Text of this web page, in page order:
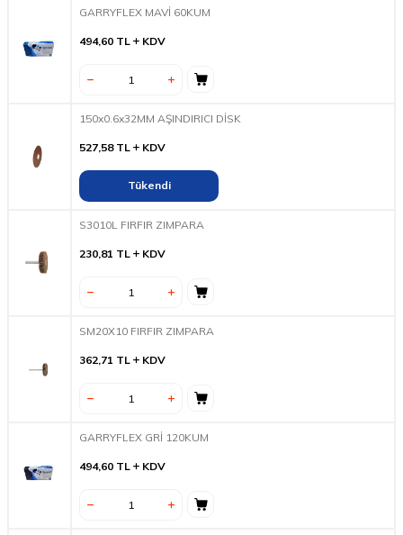
GARRYFLEX MAVİ 60KUM
494,60 TL KDV
150x0.6x32MM AŞINDIRICI DİSK
527,58TL KDV
Tükendi
S3010L FIRFIR ZIMPARA
230,81 TL KDV
SM20X10 FIRFIR ZIMPARA
362,71 TL KDV
GARRYFLEX GRİ 120KUM
494,60 TL KDV